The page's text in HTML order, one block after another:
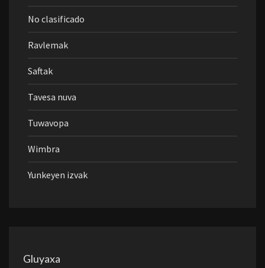
No clasificado
Ravlemak
Saftak
Tavesa nuva
Tuwavopa
Wimbra
Yunkeyen izvak
Gluyaxa